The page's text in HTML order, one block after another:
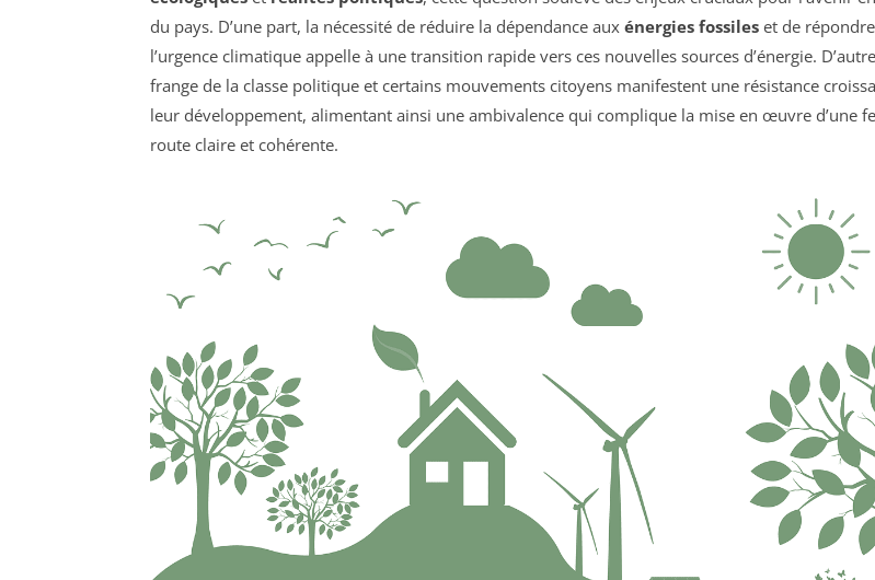
du pays. D’une part, la nécessité de réduire la dépendance aux énergies fossiles et de
l’urgence climatique appelle à une transition rapide vers ces nouvelles sources d’énergie.
frange de la classe politique et certains mouvements citoyens manifestent une résistance
leur développement, alimentant ainsi une ambivalence qui complique la mise en œuvre d’une
route claire et cohérente.